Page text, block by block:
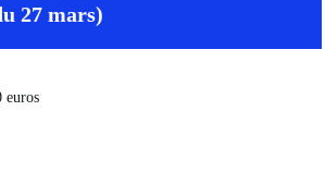
27 mars)
euros